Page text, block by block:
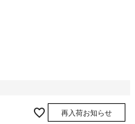
再入荷お知らせ